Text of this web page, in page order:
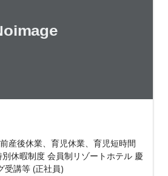
産後休業、育児休業、育児短時間
休暇制度 会員制リゾートホテル 慶
受講等 (正社員)